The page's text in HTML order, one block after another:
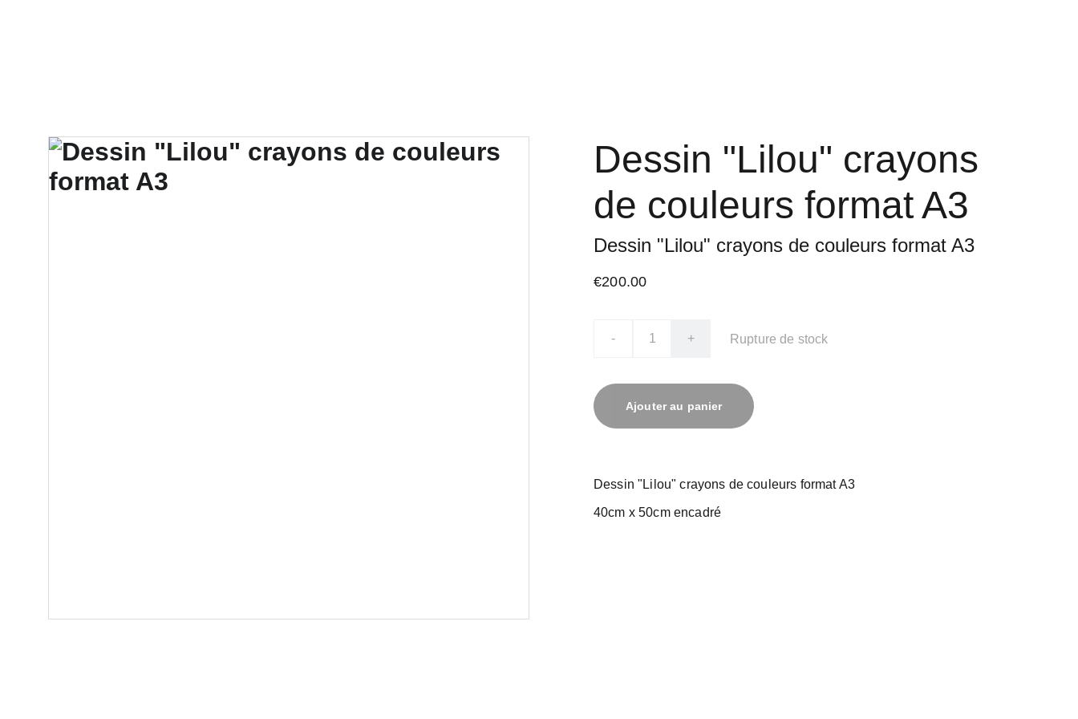
Dessin "Lilou" crayons
de couleurs format A3
Dessin "Lilou" crayons de couleurs format A3
€200.00
- + Rupture de stock
Ajouter au panier
Dessin "Lilou" crayons de couleurs format A3
40cm x 50cm encadré